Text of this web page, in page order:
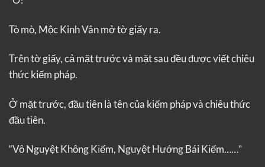
Tò mò, Mộc Kinh Vân mở tờ giấy ra.
Trên tờ giấy, cả mặt trước và mặt sau đều được viết chiêu
thức kiếm pháp.
Ở mặt trước, đầu tiên là tên của kiếm pháp và chiêu thức
đầu tiên.
“Vô Nguyệt Không Kiếm, Nguyệt Hướng Bái Kiếm……”